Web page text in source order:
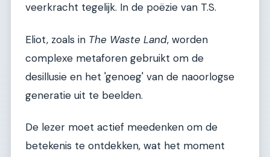
veerkracht tegelijk. In de poëzie van T.S.
Eliot, zoals in The Waste Land, worden
complexe metaforen gebruikt om de
desillusie en het 'genoeg' van de naoorlogse
generatie uit te beelden.
De lezer moet actief meedenken om de
betekenis te ontdekken, wat het moment